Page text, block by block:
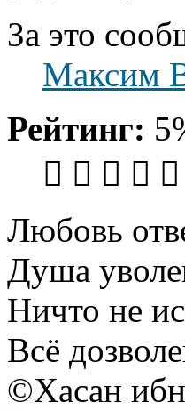
За это
Максим
Рейтинг:
Любовь
Душа
Ничто не
Всё
©Хасан